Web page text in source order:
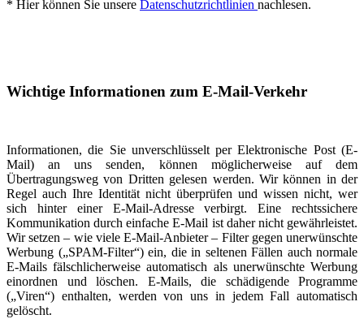
* Hier können Sie unsere Datenschutzrichtlinien nachlesen.
Wichtige Informationen zum E-Mail-Verkehr
Informationen, die Sie unverschlüsselt per Elektronische Post (E-
Mail) an uns senden, können möglicherweise auf dem
Übertragungsweg von Dritten gelesen werden. Wir können in der
Regel auch Ihre Identität nicht überprüfen und wissen nicht, wer
sich hinter einer E-Mail-Adresse verbirgt. Eine rechtssichere
Kommunikation durch einfache E-Mail ist daher nicht gewährleistet.
Wir setzen – wie viele E-Mail-Anbieter – Filter gegen unerwünschte
Werbung („SPAM-Filter“) ein, die in seltenen Fällen auch normale
E-Mails fälschlicherweise automatisch als unerwünschte Werbung
einordnen und löschen. E-Mails, die schädigende Programme
(„Viren“) enthalten, werden von uns in jedem Fall automatisch
gelöscht.